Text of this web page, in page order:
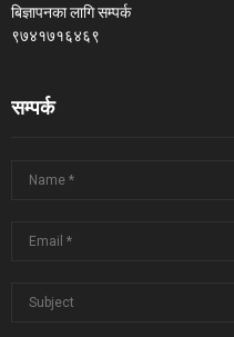
बिज्ञापनका लागि सम्पर्क
९७४१७१६४६९
सम्पर्क